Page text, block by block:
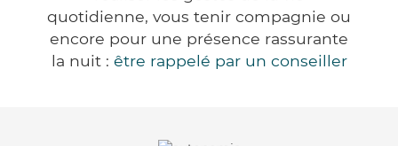
quotidienne, vous tenir compagnie ou
encore pour une présence rassurante
la nuit : être rappelé par un conseiller